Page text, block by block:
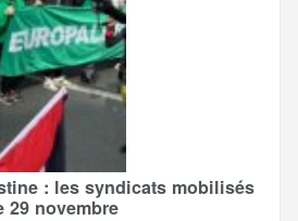
: les syndicats mobilisés
29 novembre